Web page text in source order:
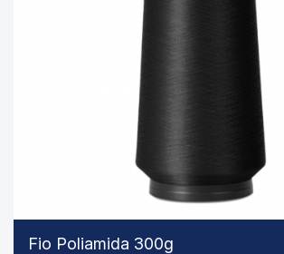
Fio Poliamida 300g